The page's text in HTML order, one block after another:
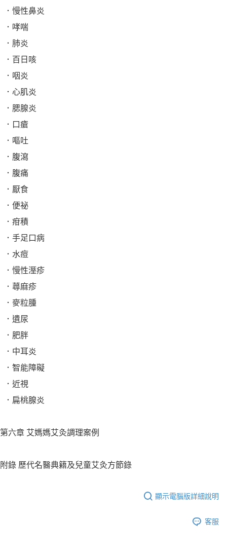
．慢性鼻炎
．哮喘
．肺炎
．百日咳
．咽炎
．心肌炎
．腮腺炎
．口瘡
．嘔吐
．腹瀉
．腹痛
．厭食
．便祕
．疳積
．手足口病
．水痘
．慢性溼疹
．蕁麻疹
．麥粒腫
．遺尿
．肥胖
．中耳炎
．智能障礙
．近視
．扁桃腺炎
第六章 艾媽媽艾灸調理案例
附錄 歷代名醫典籍及兒童艾灸方節錄
顯示電腦版詳細說明
客服